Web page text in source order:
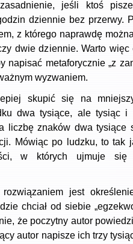
jeśli ktoś
dziennie bez przerwy.
z którego naprawdę
dwie dziennie. Warto
napisać metaforycznie „z
wyzwaniem.
skupić się na
dwa tysiące, ale tysiąc i
liczbę znaków dwa tysiące
Mówiąc po ludzku, to tak
w których ujmuje się
rozwiązaniem jest
chciał od siebie
że poczytny autor
autor napisze ich trzy